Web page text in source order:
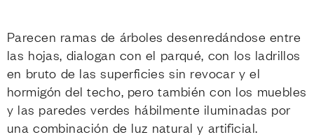
Parecen ramas de árboles desenredándose entre
las hojas, dialogan con el parqué, con los ladrillos
en bruto de las superficies sin revocar y el
hormigón del techo, pero también con los muebles
y las paredes verdes hábilmente iluminadas por
una combinación de luz natural y artificial.